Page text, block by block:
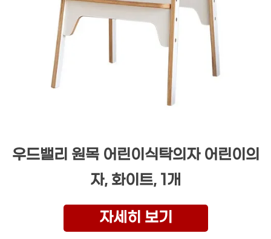
우드밸리 원목 어린이식탁의자 어린이의
자, 화이트, 1개
자세히 보기